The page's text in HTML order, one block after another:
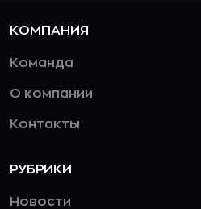
КОМПАНИЯ
Команда
О компании
Контакты
РУБРИКИ
Новости